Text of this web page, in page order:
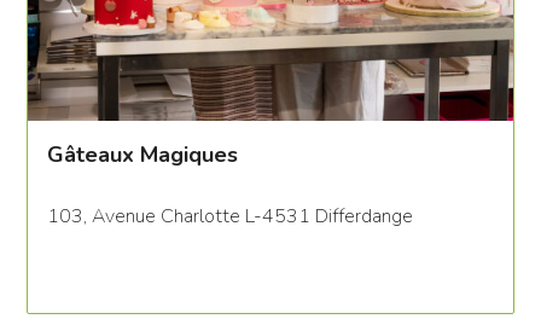
Gâteaux Magiques
103, Avenue Charlotte L-4531 Differdange